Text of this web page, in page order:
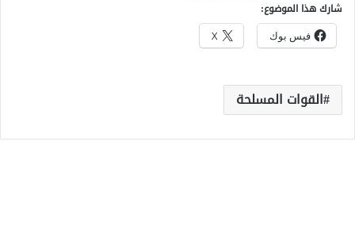
شارك هذا الموضوع:
فيس بوك X
القوات المسلحة